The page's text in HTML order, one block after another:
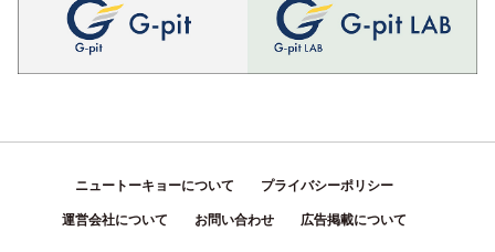
ニュートーキョーについて プライバシーポリシー
運営会社について お問い合わせ 広告掲載について